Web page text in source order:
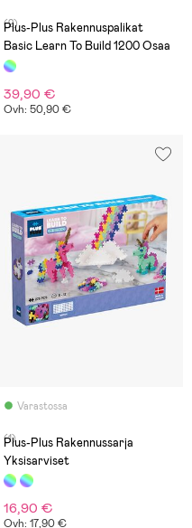
(2)
Plus-Plus Rakennuspalikat
Basic Learn To Build 1200 Osaa
39,90 €
Ovh: 50,90 €
Varastossa
(1)
Plus-Plus Rakennussarja
Yksisarviset
16,90 €
Ovh: 17,90 €